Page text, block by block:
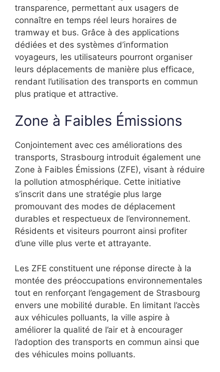
transparence, permettant aux usagers de
connaître en temps réel leurs horaires de
tramway et bus. Grâce à des applications
dédiées et des systèmes d’information
voyageurs, les utilisateurs pourront organiser
leurs déplacements de manière plus efficace,
rendant l’utilisation des transports en commun
plus pratique et attractive.
Zone à Faibles Émissions
Conjointement avec ces améliorations des
transports, Strasbourg introduit également une
Zone à Faibles Émissions (ZFE), visant à réduire
la pollution atmosphérique. Cette initiative
s’inscrit dans une stratégie plus large
promouvant des modes de déplacement
durables et respectueux de l’environnement.
Résidents et visiteurs pourront ainsi profiter
d’une ville plus verte et attrayante.
Les ZFE constituent une réponse directe à la
montée des préoccupations environnementales
tout en renforçant l’engagement de Strasbourg
envers une mobilité durable. En limitant l’accès
aux véhicules polluants, la ville aspire à
améliorer la qualité de l’air et à encourager
l’adoption des transports en commun ainsi que
des véhicules moins polluants.